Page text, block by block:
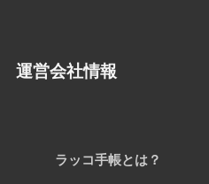
運営会社情報
ラッコ手帳とは？